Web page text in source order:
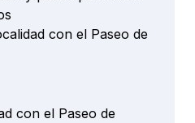
con el Paseo de
con el Paseo de